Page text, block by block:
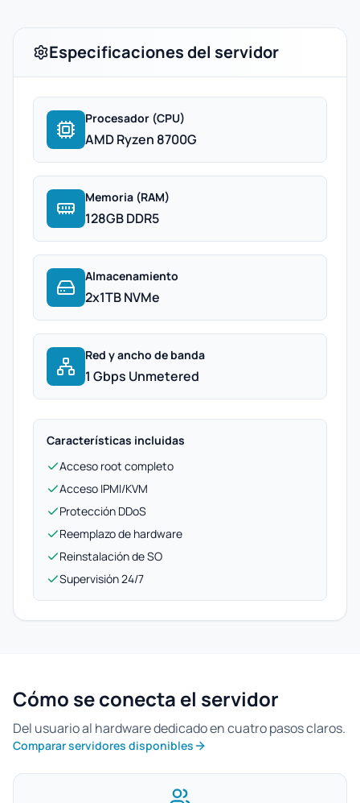
Especificaciones del servidor
Procesador (CPU)
AMD Ryzen 8700G
Memoria (RAM)
128GB DDR5
Almacenamiento
2x1TB NVMe
Red y ancho de banda
1 Gbps Unmetered
Características incluidas
Acceso root completo
Acceso IPMI/KVM
Protección DDoS
Reemplazo de hardware
Reinstalación de SO
Supervisión 24/7
Cómo se conecta el servidor
Del usuario al hardware dedicado en cuatro pasos claros.
Comparar servidores disponibles